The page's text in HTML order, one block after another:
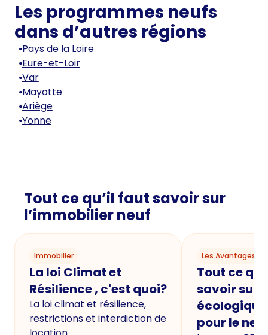
Les programmes neufs
dans d’autres régions
Pays de la Loire
Eure-et-Loir
Var
Mayotte
Ariège
Yonne
Tout ce qu’il faut savoir sur
l’immobilier neuf
Immobilier
La loi Climat et
Résilience , c'est quoi?
La loi climat et résilience,
restrictions et interdiction de
Les Avantages
Tout ce
savoir sur
écologique
pour le